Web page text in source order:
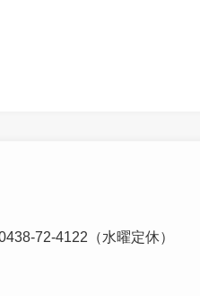
72-4122（水曜定休）